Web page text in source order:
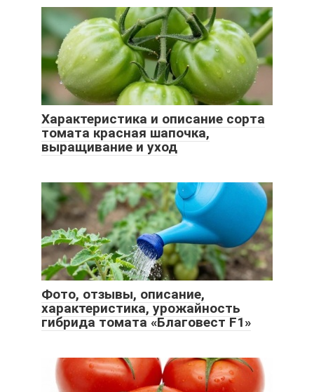
Характеристика и описание сорта
томата красная шапочка,
выращивание и уход
Фото, отзывы, описание,
характеристика, урожайность
гибрида томата «Благовест F1»